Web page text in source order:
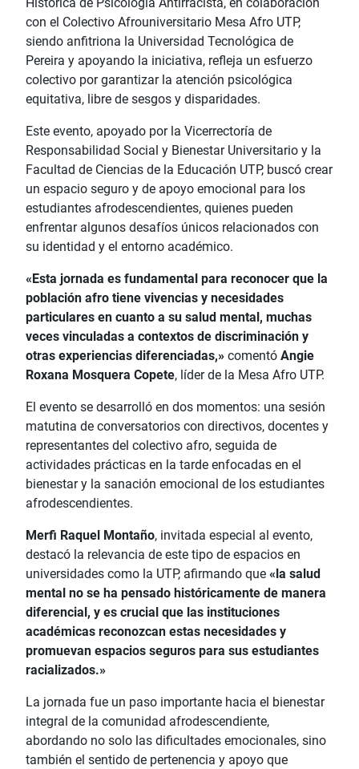
con el Colectivo Afrouniversitario Mesa Afro UTP,
siendo anfitriona la Universidad Tecnológica de
Pereira y apoyando la iniciativa, refleja un esfuerzo
colectivo por garantizar la atención psicológica
equitativa, libre de sesgos y disparidades.
Este evento, apoyado por la Vicerrectoría de
Responsabilidad Social y Bienestar Universitario y la
Facultad de Ciencias de la Educación UTP, buscó crear
un espacio seguro y de apoyo emocional para los
estudiantes afrodescendientes, quienes pueden
enfrentar algunos desafíos únicos relacionados con
su identidad y el entorno académico.
«Esta jornada es fundamental para reconocer que la
población afro tiene vivencias y necesidades
particulares en cuanto a su salud mental, muchas
veces vinculadas a contextos de discriminación y
otras experiencias diferenciadas,» comentó Angie
Roxana Mosquera Copete, líder de la Mesa Afro UTP.
El evento se desarrolló en dos momentos: una sesión
matutina de conversatorios con directivos, docentes y
representantes del colectivo afro, seguida de
actividades prácticas en la tarde enfocadas en el
bienestar y la sanación emocional de los estudiantes
afrodescendientes.
Merfi Raquel Montaño, invitada especial al evento,
destacó la relevancia de este tipo de espacios en
universidades como la UTP, afirmando que «la salud
mental no se ha pensado históricamente de manera
diferencial, y es crucial que las instituciones
académicas reconozcan estas necesidades y
promuevan espacios seguros para sus estudiantes
racializados.»
La jornada fue un paso importante hacia el bienestar
integral de la comunidad afrodescendiente,
abordando no solo las dificultades emocionales, sino
también el sentido de pertenencia y apoyo que